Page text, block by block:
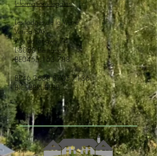
Informations légales:
Les lodges de la Vierre
Verica SARL
Rue de longwy 74
L-8080 Bertrange
BE0455.163.788
BE463630 8705 7136
BIC: BBRUBEBB